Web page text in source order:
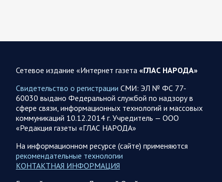
Олег Царев об Украине к исходу 4 августа 2026 года
Зеленский уволил Стефанишину с должности посла в США,
хотя всего три дня назад она утверждала на пресс-
конференции, что Зеленский не…
04.08.2026 21:32
Спецоперация
Сетевое издание «Интернет газета «ГЛАС НАРОДА»
Свидетельство о регистрации СМИ: ЭЛ № ФС 77-
60030 выдано Федеральной службой по надзору в
сфере связи, информационных технологий и массовых
коммуникаций 10.12.2014 г. Учредитель — ООО
«Редакция газеты «ГЛАС НАРОДА»
На информационном ресурсе (сайте) применяются
рекомендательные технологии
КОНТАКТНАЯ ИНФОРМАЦИЯ